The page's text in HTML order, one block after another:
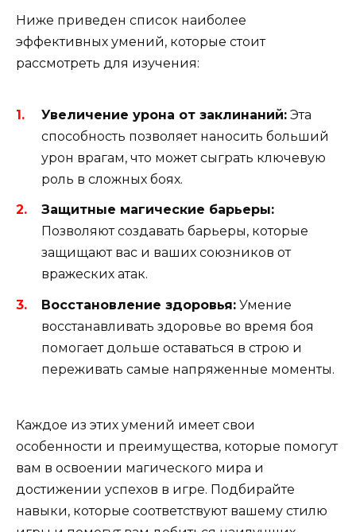
Ниже приведен список наиболее
эффективных умений, которые стоит
рассмотреть для изучения:
Увеличение урона от заклинаний: Эта
способность позволяет наносить больший
урон врагам, что может сыграть ключевую
роль в сложных боях.
Защитные магические барьеры:
Позволяют создавать барьеры, которые
защищают вас и ваших союзников от
вражеских атак.
Восстановление здоровья: Умение
восстанавливать здоровье во время боя
помогает дольше оставаться в строю и
переживать самые напряженные моменты.
Каждое из этих умений имеет свои
особенности и преимущества, которые помогут
вам в освоении магического мира и
достижении успехов в игре. Подбирайте
навыки, которые соответствуют вашему стилю